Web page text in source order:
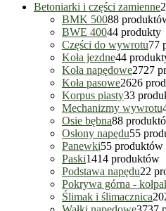
Betoniarki i części zamienne
BMK 50088
BWE 40044 produkty
Części do wywrotu77
Koła jezdne44
Koła napędowe2727
Koła pasowe2626
Korpus piasty33
Mechanizmy wywrotu
Osie bębna88
Osłony napędu55
Panewki55 produktów
Paski1414 produktów
Podstawa napędu22
Pokrywa górna -
Ślimak i ślimacznica20